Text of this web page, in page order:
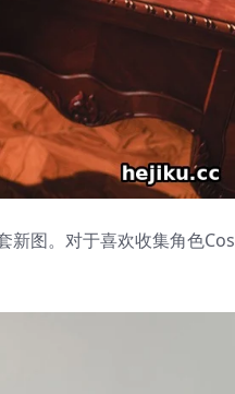
新图。对于喜欢收集角色Cos